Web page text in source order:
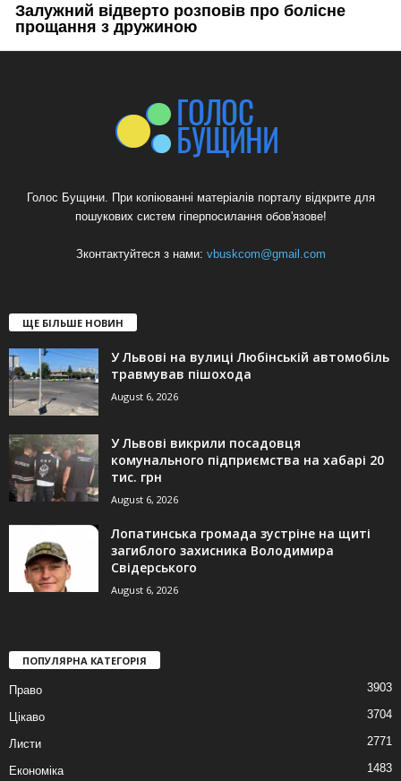
Голос Бущини. При копіюванні матеріалів порталу відкрите для
пошукових систем гіперпосилання обов'язове!
Зконтактуйтеся з нами: vbuskcom@gmail.com
ЩЕ БІЛЬШЕ НОВИН
У Львові на вулиці Любінській автомобіль
травмував пішохода
August 6, 2026
У Львові викрили посадовця
комунального підприємства на хабарі 20
тис. грн
August 6, 2026
Лопатинська громада зустріне на щиті
загиблого захисника Володимира
Свідерського
August 6, 2026
ПОПУЛЯРНА КАТЕГОРІЯ
Право 3903
Цікаво 3704
Листи 2771
Економіка 1483